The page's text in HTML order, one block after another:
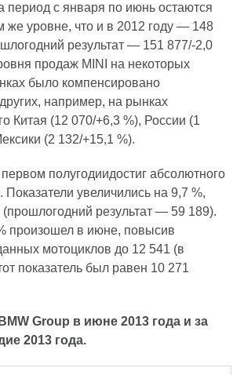
период с января по июнь остаются
же уровне, что и в 2012 году — 148
результат — 151 877/-2,0
продаж MINI на некоторых
было компенсировано
например, на рынках
Китая (12 070/+6,3 %), России (1
(2 132/+15,1 %).
полугодиидостиг абсолютного
увеличились на 9,7 %,
(прошлогодний результат — 59 189).
произошел в июне, повысив
мотоциклов до 12 541 (в
показатель был равен 10 271
Group в июне 2013 года и за
2013 года.